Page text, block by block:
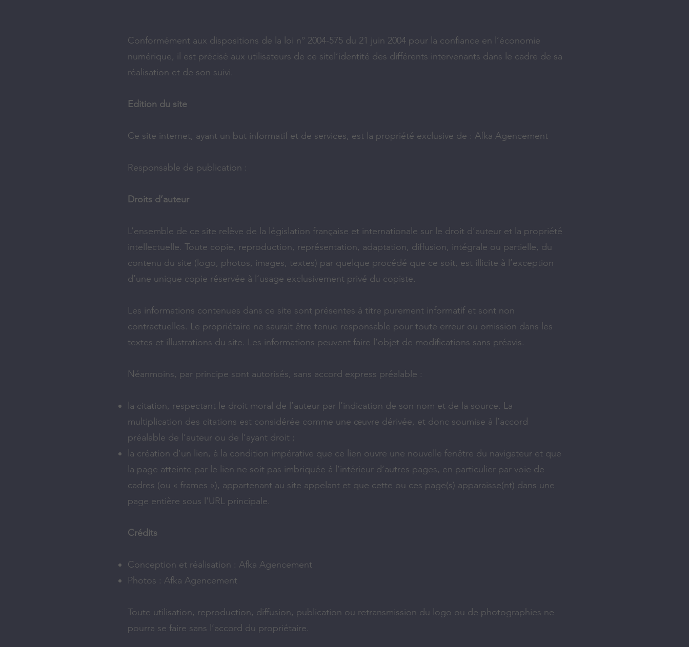
Conformément aux dispositions de la loi n° 2004-575 du 21 juin 2004 pour la confiance en l’économie
numérique, il est précisé aux utilisateurs de ce sitel’identité des différents intervenants dans le cadre de sa
réalisation et de son suivi.
Edition du site
Ce site internet, ayant un but informatif et de services, est la propriété exclusive de :​ Afka Agencement
Responsable de publication :
Droits d’auteur
L’ensemble de ce site relève de la législation française et internationale sur le droit d’auteur et la propriété
intellectuelle. Toute copie, reproduction, représentation, adaptation, diffusion, intégrale ou partielle, du
contenu du site (logo, photos, images, textes) par quelque procédé que ce soit, est illicite à l’exception
d’une unique copie réservée à l’usage exclusivement privé du copiste.
Les informations contenues dans ce site sont présentes à titre purement informatif et sont non
contractuelles. Le propriétaire ne saurait être tenue responsable pour toute erreur ou omission dans les
textes et illustrations du site. Les informations peuvent faire l’objet de modifications sans préavis.
Néanmoins, par principe sont autorisés, sans accord express préalable :
la citation, respectant le droit moral de l’auteur par l’indication de son nom et de la source. La
multiplication des citations est considérée comme une œuvre dérivée, et donc soumise à l’accord
préalable de l’auteur ou de l’ayant droit ;
la création d’un lien, à la condition impérative que ce lien ouvre une nouvelle fenêtre du navigateur et que
la page atteinte par le lien ne soit pas imbriquée à l’intérieur d’autres pages, en particulier par voie de
cadres (ou « frames »), appartenant au site appelant et que cette ou ces page(s) apparaisse(nt) dans une
page entière sous l'URL principale.
Crédits
Conception et réalisation : Afka Agencement
Photos : Afka Agencement
Toute utilisation, reproduction, diffusion, publication ou retransmission du logo ou de photographies ne
pourra se faire sans l’accord du propriétaire.